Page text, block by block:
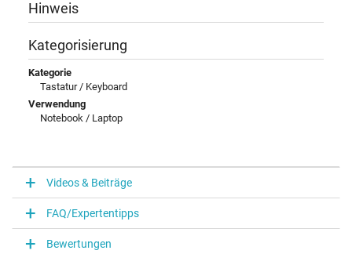
Hinweis
Kategorisierung
Kategorie
Tastatur / Keyboard
Verwendung
Notebook / Laptop
Videos & Beiträge
FAQ/Expertentipps
Bewertungen